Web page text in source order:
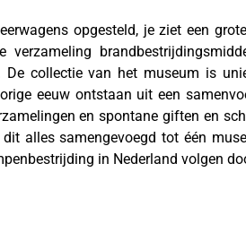
opgesteld, je ziet een
collectie van het museum is
eeuw ontstaan uit een
en spontane giften en
alles samengevoegd tot één
in Nederland volgen